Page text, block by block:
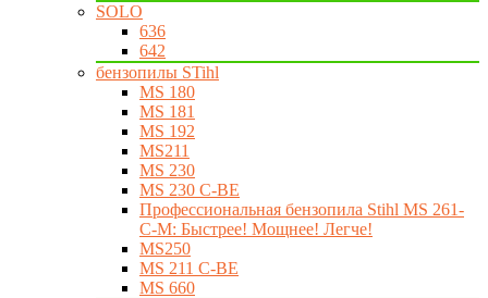
SOLO
636
642
бензопилы STihl
MS 180
MS 181
MS 192
MS211
MS 230
MS 230 C-BE
Профессиональная бензопила Stihl MS 261-
C-M: Быстрее! Мощнее! Легче!
MS250
MS 211 C-BE
MS 660